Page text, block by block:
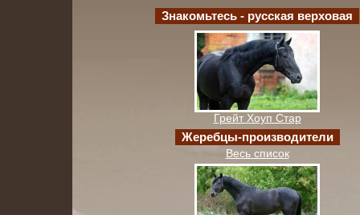
Знакомьтесь - русская верховая
Грейт Хоуп Стар
Жеребцы-производители
Весь список